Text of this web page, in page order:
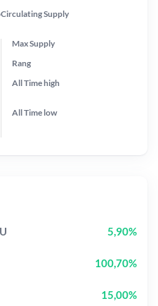
Circulating Supply
Max Supply
Rang
All Timehigh
All Time low
5,90%
100,70%
15,00%